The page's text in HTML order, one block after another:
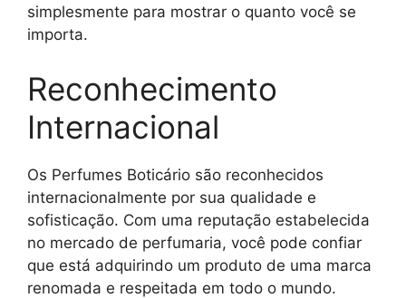
simplesmente para mostrar o quanto você se
importa.
Reconhecimento
Internacional
Os Perfumes Boticário são reconhecidos
internacionalmente por sua qualidade e
sofisticação. Com uma reputação estabelecida
no mercado de perfumaria, você pode confiar
que está adquirindo um produto de uma marca
renomada e respeitada em todo o mundo.